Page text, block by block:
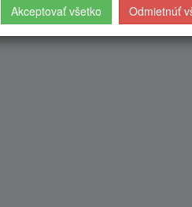
Akceptovať všetko Odmietnúť